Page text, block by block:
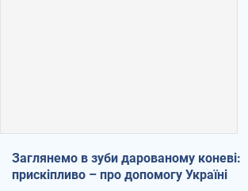
Заглянемо в зуби дарованому коневі:
прискіпливо – про допомогу Україні